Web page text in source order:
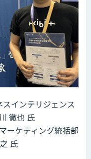
スインテリジェンス
徹也 氏
ーケティング統括部
氏